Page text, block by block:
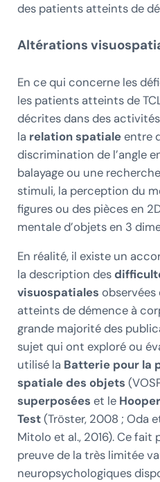
des patients atteints de
Altérations
En ce qui concerne les
les patients atteints de
décrites dans des
la relation spatialeentre
discrimination de l’angle
balayage ou une
stimuli, la perception du
figures ou des pièces en
mentale d’objets en 3
En réalité, il existe un
la description des
visuospatiales
atteints de démence à
grande majorité des
sujet qui ont exploré ou
utilisé la Batterie pour la
spatiale des objets
superposées et le
Test(Tröster, 2008 ; Oda
Mitolo et al., 2016). Ce
preuve de la très limitée
neuropsychologiques